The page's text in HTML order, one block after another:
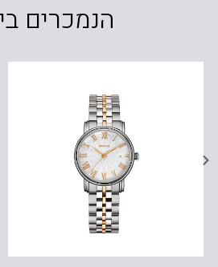
הנמכרים